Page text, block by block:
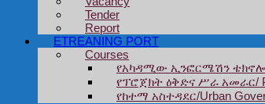
Tender
Report
ETREANING PORT
Courses
የአካዳሚው ኢንፎርሜሽን
የፕሮጀክት ዕቅድና ሥራ አመራር/
የከተማ አስተዳደር/Urban